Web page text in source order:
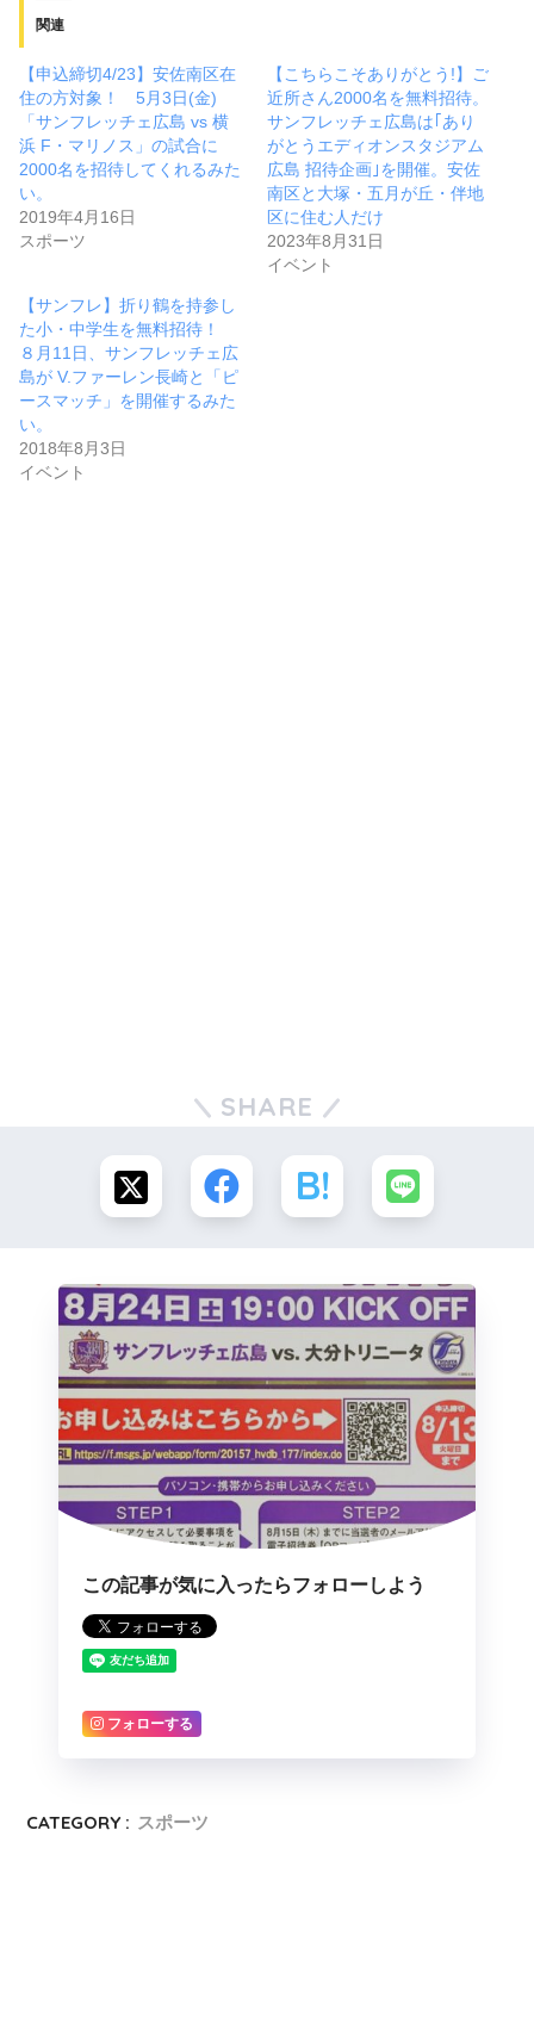
関連
【申込締切4/23】安佐南区在
住の方対象！ 5月3日(金)
「サンフレッチェ広島 vs 横
浜 F・マリノス」の試合に
2000名を招待してくれるみた
い。
2019年4月16日
スポーツ
【こちらこそありがとう!】ご
近所さん2000名を無料招待。
サンフレッチェ広島は｢あり
がとうエディオンスタジアム
広島 招待企画｣を開催。安佐
南区と大塚・五月が丘・伴地
区に住む人だけ
2023年8月31日
イベント
【サンフレ】折り鶴を持参し
た小・中学生を無料招待！
８月11日、サンフレッチェ広
島が V.ファーレン長崎と「ピ
ースマッチ」を開催するみた
い。
2018年8月3日
イベント
SHARE
この記事が気に入ったらフォローしよう
フォローする
CATEGORY : スポーツ